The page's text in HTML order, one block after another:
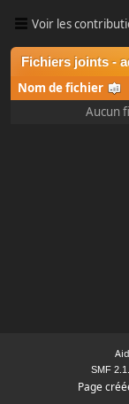
Voir les
Fichiers joints -
Nom de fichier
Aucun
SMF
Page